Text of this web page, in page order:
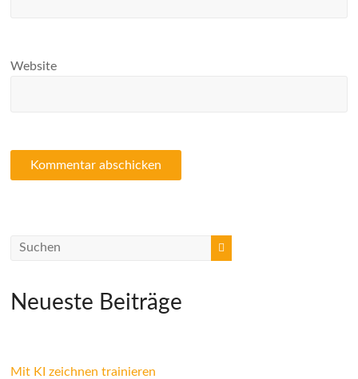
Website
Neueste Beiträge
Mit KI zeichnen trainieren